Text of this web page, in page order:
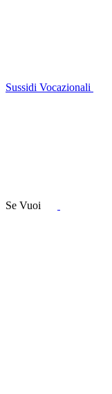
Sussidi Vocazionali
Se Vuoi